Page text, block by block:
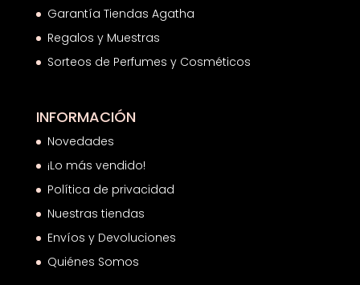
Garantía Tiendas Agatha
Regalos y Muestras
Sorteos de Perfumes y Cosméticos
INFORMACIÓN
Novedades
¡Lo más vendido!
Política de privacidad
Nuestras tiendas
Envíos y Devoluciones
Quiénes Somos